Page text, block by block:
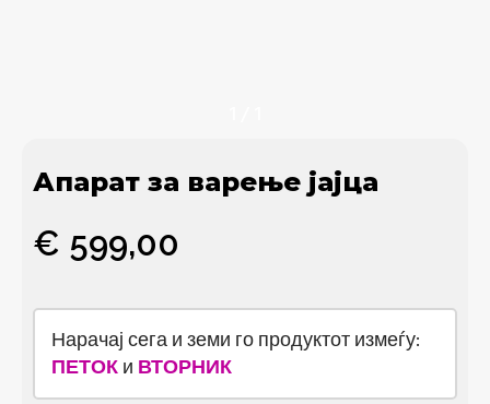
Апарат за варење јајца
€ 599,00
Нарачај сега и земи го продуктот измеѓу:
ПЕТОК и ВТОРНИК